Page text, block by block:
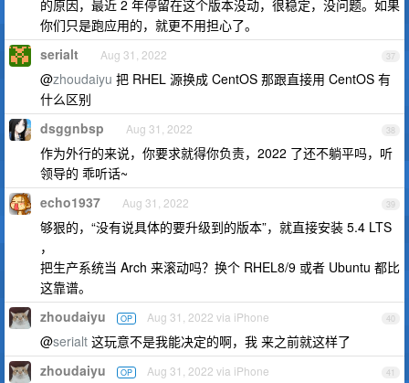
的原因，最近 2 年停留在这个版本没动，很稳定，没问题。如果
你们只是跑应用的，就更不用担心了。
37
serialt Aug 31, 2022
@zhoudaiyu 把 RHEL 源换成 CentOS 那跟直接用 CentOS 有
什么区别
38
dsggnbsp Aug 31, 2022
作为外行的来说，你要求就得你负责，2022 了还不躺平吗，听
领导的 乖听话~
39
echo1937 Aug 31, 2022
够狠的，“没有说具体的要升级到的版本”，就直接安装 5.4 LTS
，
把生产系统当 Arch 来滚动吗？换个 RHEL8/9 或者 Ubuntu 都比
这靠谱。
40
zhoudaiyu OP Aug 31, 2022 via iPhone
@serialt 这玩意不是我能决定的啊，我 来之前就这样了
41
zhoudaiyu OP Aug 31, 2022 via iPhone